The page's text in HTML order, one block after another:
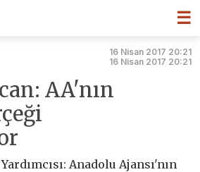
☰
16 Nisan 2017 20:21
16 Nisan 2017 20:21
AA'nın
Anadolu Ajansı'nın